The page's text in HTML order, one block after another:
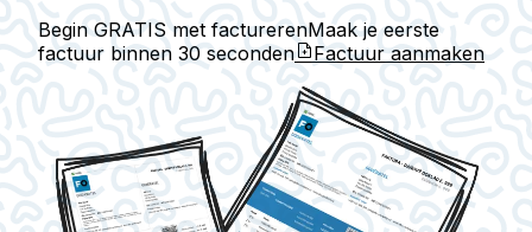
Begin GRATIS met facturerenMaak je eerste
factuur binnen 30 seconden Factuur aanmaken